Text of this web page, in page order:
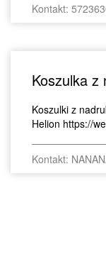
Kontakt:
Koszulka z
Koszulki z
Helion https://
Kontakt: